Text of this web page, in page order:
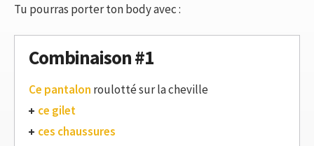
Tu pourras porter ton body avec :
Combinaison #1
Ce pantalon roulotté sur la cheville
ce gilet
ces chaussures